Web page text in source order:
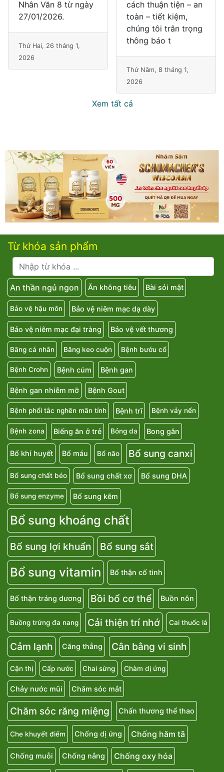
Nhân Văn 8 từ ngày
27/01/2026.
Thứ Hai, 26 tháng 1,
2026
cách thuận tiện – an
toàn – tiết kiệm,
chúng tôi trân trọng
thông báo t
Thứ Năm, 8 tháng 1,
2026
Xem tất cả
Từ khóa sản phẩm
An thần ngủ ngon Ăn không tiêu Bài sỏi mật
Bảo vệ hậu môn Bảo vệ niêm mạc dạ dày
Bảo vệ niêm mạc đại tràng Bảo vệ vết thương
Băng cá nhân Băng keo cuộn Bệnh bướu cổ
Bệnh Crohn Bệnh cúm Bệnh gan
Bệnh gan nhiễm mỡ Bệnh Gout
Bệnh phổi tắc nghẽn mãn tính Bệnh trĩ Bệnh vảy nến
Bệnh zona Biếng ăn ở trẻ Bỏng da Bong gân
Bổ khí huyết Bổ máu Bổ não Bổ sung canxi
Bổ sung chất béo Bổ sung chất xơ Bổ sung DHA
Bổ sung enzyme Bổ sung kẽm
Bổ sung khoáng chất
Bổ sung lợi khuẩn Bổ sung sắt
Bổ sung vitamin Bổ thận cố tinh
Bổ thận tráng dương Bồi bổ cơ thể Buồn nôn
Buồng trứng đa nang Cải thiện trí nhớ Cai thuốc lá
Cảm lạnh Căng thẳng Cân bằng vi sinh
Cận thị Cấp nước Chai sừng Chàm dị ứng
Chảy nước mũi Chăm sóc mắt
Chăm sóc răng miệng Chấn thương thể thao
Che khuyết điểm Chống dị ứng Chống hăm tã
Chống muỗi Chống nắng Chống oxy hóa